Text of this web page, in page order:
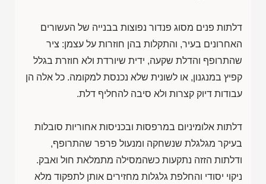
דלתות פנים מסוג פנדור נפוצות בבנייה של העשורים
האחרונים בעיר, והתקלות בהן חוזרות על עצמן: ציר
שהתרופף והדלת שקעה, ידית שיורדת ולא חוזרת בגלל
קפיץ במנגנון, או לשונית שלא נכנסת למקומה. כל אלה הן
עבודות דיוק קצרות ולא סיבה להחליף דלת.
דלתות אלומיניום במרפסות ובכניסות אחוריות סובלות
בעיקר מגלגלת שנשחקה ומנעול פרפר שהתרופף,
ודלתות הזזה נתקעות כשהמסילה מתמלאת חול ואבק.
ניקוי יסודי והחלפת גלגלות מחזירים אותן לתפקוד מלא